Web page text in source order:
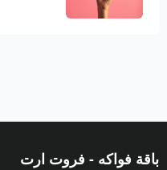
باقة فواكه - فروت ارت